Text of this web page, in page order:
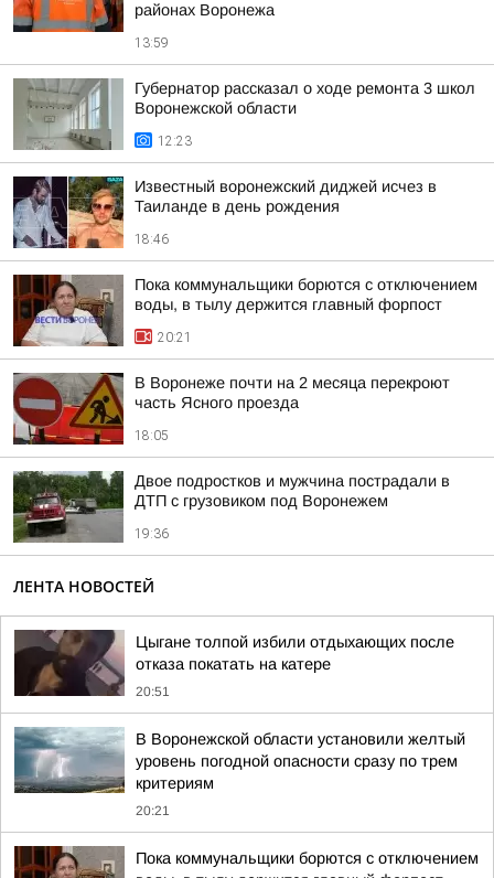
районах Воронежа
13:59
Губернатор рассказал о ходе ремонта 3 школ
Воронежской области
12:23
Известный воронежский диджей исчез в
Таиланде в день рождения
18:46
Пока коммунальщики борются с отключением
воды, в тылу держится главный форпост
20:21
В Воронеже почти на 2 месяца перекроют
часть Ясного проезда
18:05
Двое подростков и мужчина пострадали в
ДТП с грузовиком под Воронежем
19:36
ЛЕНТА НОВОСТЕЙ
Цыгане толпой избили отдыхающих после
отказа покатать на катере
20:51
В Воронежской области установили желтый
уровень погодной опасности сразу по трем
критериям
20:21
Пока коммунальщики борются с отключением